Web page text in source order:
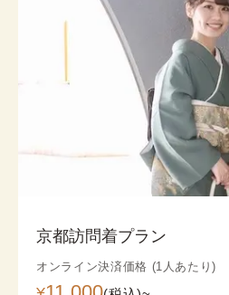
京都訪問着プラン
オンライン決済価格 (1人あたり)